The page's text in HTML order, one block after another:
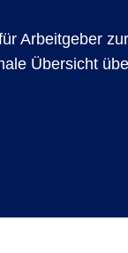
Arbeitgeber
Übersicht